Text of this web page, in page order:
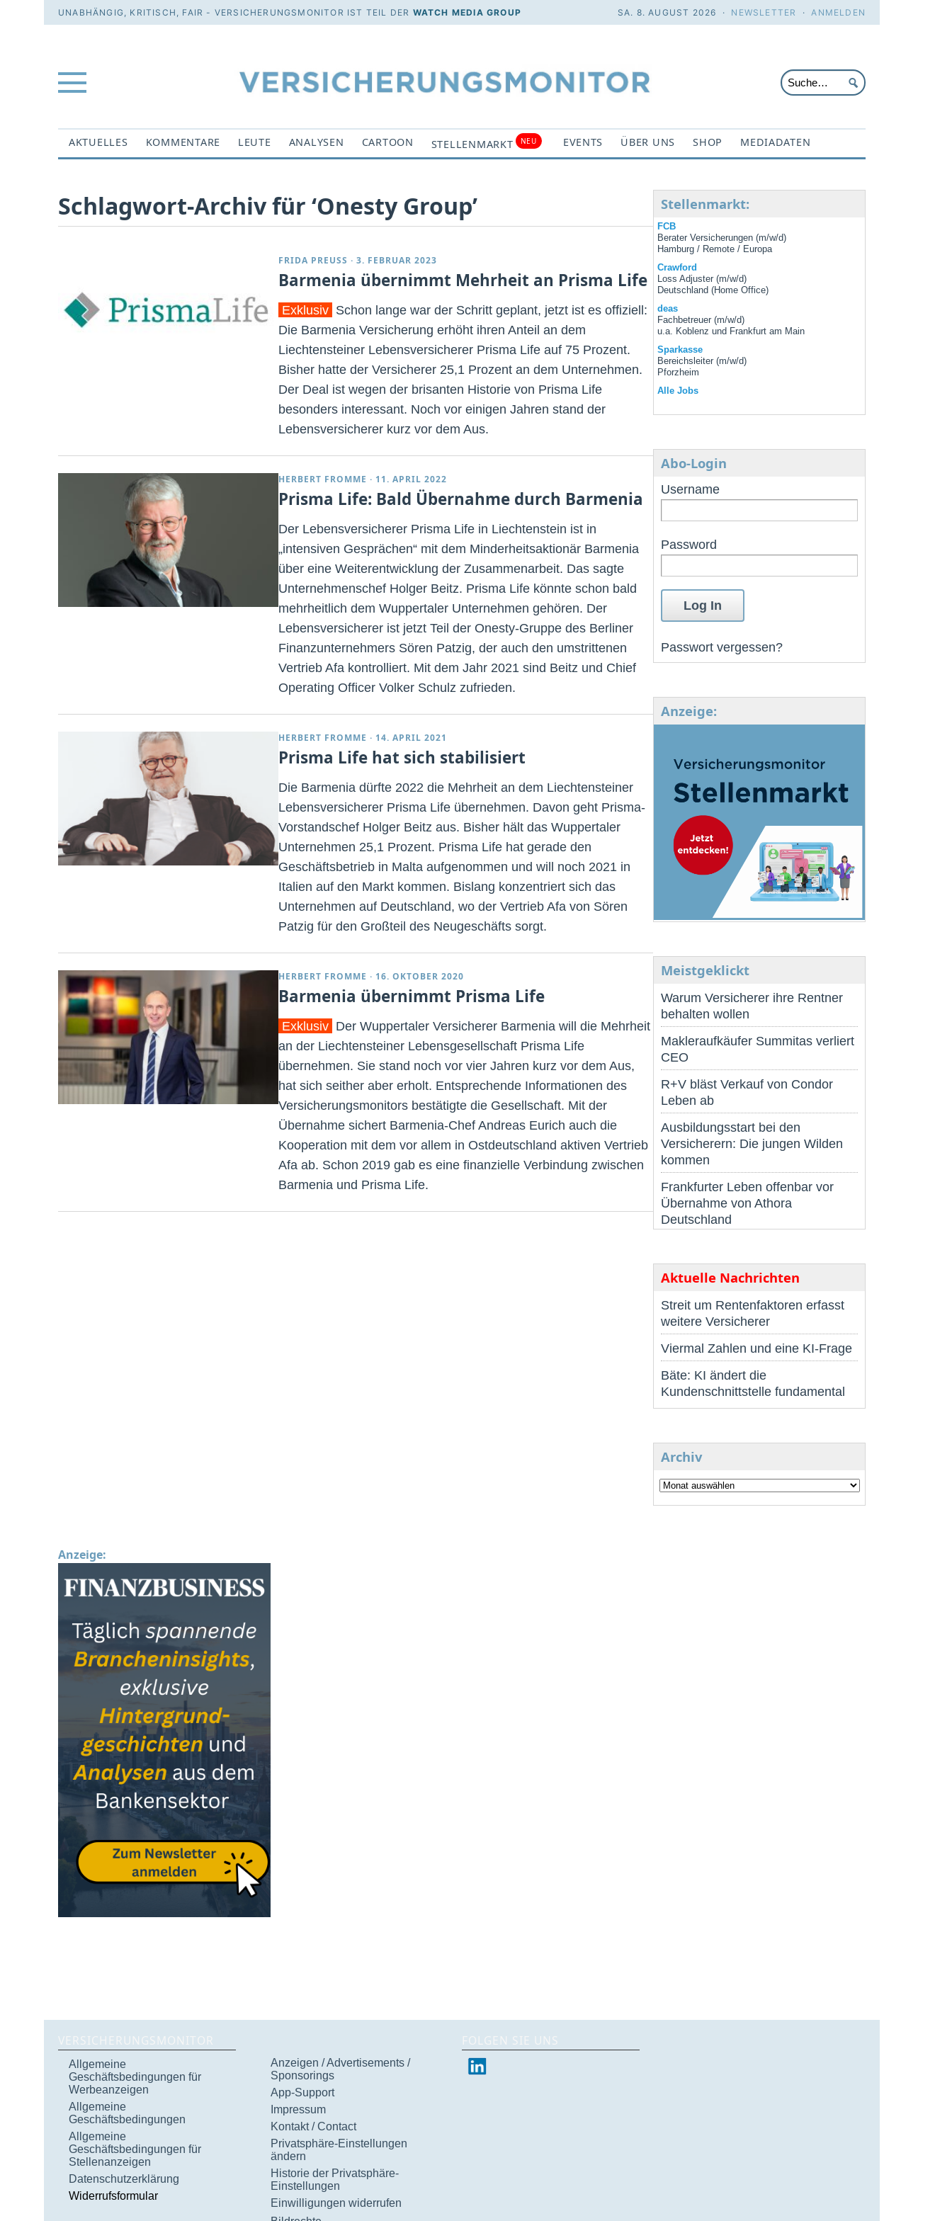
UNABHÄNGIG, KRITISCH, FAIR - VERSICHERUNGSMONITOR IST TEIL DER WATCH MEDIA GROUP SA. 8. AUGUST 2026 · NEWSLETTER ·ANMELDEN
AKTUELLES KOMMENTARE LEUTE ANALYSEN CARTOON STELLENMARKT NEU EVENTS ÜBER UNS SHOP MEDIADATEN
Schlagwort-Archiv für ‘Onesty Group’
FRIDA PREUSS · 3. FEBRUAR 2023
Barmenia übernimmt Mehrheit an Prisma Life
Exklusiv Schon lange war der Schritt geplant, jetzt ist es offiziell:
Die Barmenia Versicherung erhöht ihren Anteil an dem
Liechtensteiner Lebensversicherer Prisma Life auf 75 Prozent.
Bisher hatte der Versicherer 25,1 Prozent an dem Unternehmen.
Der Deal ist wegen der brisanten Historie von Prisma Life
besonders interessant. Noch vor einigen Jahren stand der
Lebensversicherer kurz vor dem Aus.
HERBERT FROMME · 11. APRIL 2022
Prisma Life: Bald Übernahme durch Barmenia
Der Lebensversicherer Prisma Life in Liechtenstein ist in
„intensiven Gesprächen“ mit dem Minderheitsaktionär Barmenia
über eine Weiterentwicklung der Zusammenarbeit. Das sagte
Unternehmenschef Holger Beitz. Prisma Life könnte schon bald
mehrheitlich dem Wuppertaler Unternehmen gehören. Der
Lebensversicherer ist jetzt Teil der Onesty-Gruppe des Berliner
Finanzunternehmers Sören Patzig, der auch den umstrittenen
Vertrieb Afa kontrolliert. Mit dem Jahr 2021 sind Beitz und Chief
Operating Officer Volker Schulz zufrieden.
HERBERT FROMME · 14. APRIL 2021
Prisma Life hat sich stabilisiert
Die Barmenia dürfte 2022 die Mehrheit an dem Liechtensteiner
Lebensversicherer Prisma Life übernehmen. Davon geht Prisma-
Vorstandschef Holger Beitz aus. Bisher hält das Wuppertaler
Unternehmen 25,1 Prozent. Prisma Life hat gerade den
Geschäftsbetrieb in Malta aufgenommen und will noch 2021 in
Italien auf den Markt kommen. Bislang konzentriert sich das
Unternehmen auf Deutschland, wo der Vertrieb Afa von Sören
Patzig für den Großteil des Neugeschäfts sorgt.
HERBERT FROMME · 16. OKTOBER 2020
Barmenia übernimmt Prisma Life
Exklusiv Der Wuppertaler Versicherer Barmenia will die Mehrheit
an der Liechtensteiner Lebensgesellschaft Prisma Life
übernehmen. Sie stand noch vor vier Jahren kurz vor dem Aus,
hat sich seither aber erholt. Entsprechende Informationen des
Versicherungsmonitors bestätigte die Gesellschaft. Mit der
Übernahme sichert Barmenia-Chef Andreas Eurich auch die
Kooperation mit dem vor allem in Ostdeutschland aktiven Vertrieb
Afa ab. Schon 2019 gab es eine finanzielle Verbindung zwischen
Barmenia und Prisma Life.
Stellenmarkt:
FCB
Berater Versicherungen (m/w/d)
Hamburg / Remote / Europa
Crawford
Loss Adjuster (m/w/d)
Deutschland (Home Office)
deas
Fachbetreuer (m/w/d)
u.a. Koblenz und Frankfurt am Main
Sparkasse
Bereichsleiter (m/w/d)
Pforzheim
Alle Jobs
Abo-Login
Username
Password
Passwort vergessen?
Anzeige:
Meistgeklickt
Warum Versicherer ihre Rentner
behalten wollen
Makleraufkäufer Summitas verliert
CEO
R+V bläst Verkauf von Condor
Leben ab
Ausbildungsstart bei den
Versicherern: Die jungen Wilden
kommen
Frankfurter Leben offenbar vor
Übernahme von Athora
Deutschland
Aktuelle Nachrichten
Streit um Rentenfaktoren erfasst
weitere Versicherer
Viermal Zahlen und eine KI-Frage
Bäte: KI ändert die
Kundenschnittstelle fundamental
Archiv
Anzeige:
VERSICHERUNGSMONITOR
Allgemeine
Geschäftsbedingungen für
Werbeanzeigen
Allgemeine
Geschäftsbedingungen
Allgemeine
Geschäftsbedingungen für
Stellenanzeigen
Datenschutzerklärung
Widerrufsformular
Anzeigen / Advertisements /
Sponsorings
App-Support
Impressum
Kontakt / Contact
Privatsphäre-Einstellungen
ändern
Historie der Privatsphäre-
Einstellungen
Einwilligungen widerrufen
FOLGEN SIE UNS